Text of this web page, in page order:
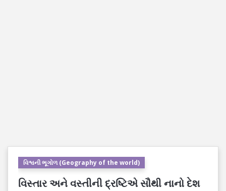
વિશ્વની ભૂગોળ (Geography of the world)
વિસ્તાર અને વસ્તીની દ્રષ્ટિએ સૌથી નાનો દેશ